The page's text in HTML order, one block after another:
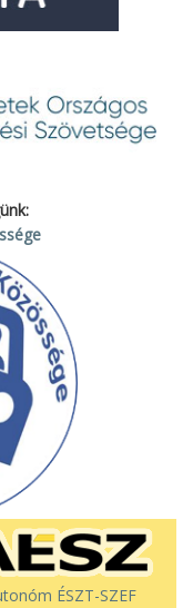
ÉSZT-SZEF